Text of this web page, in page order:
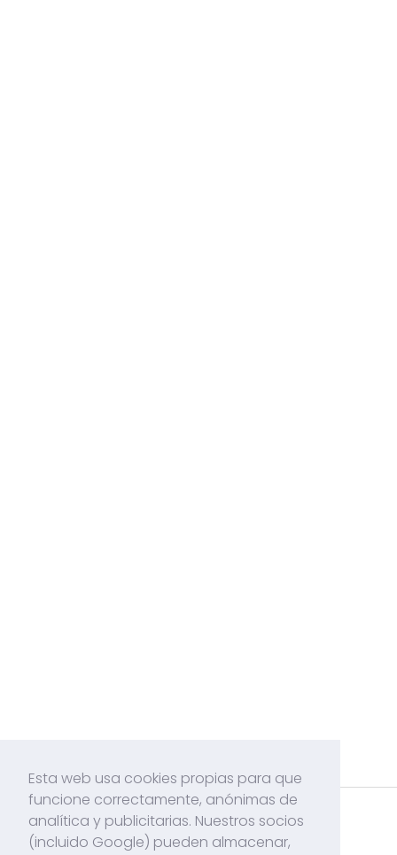
Acerca de mí
Esta web usa cookies propias para que
funcione correctamente, anónimas de
analítica y publicitarias. Nuestros socios
(incluido Google) pueden almacenar,